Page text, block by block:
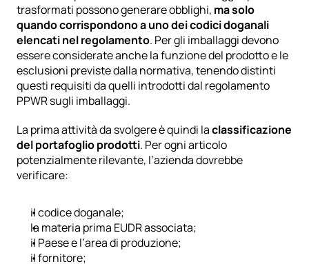
trasformati possono generare obblighi, ma solo
quando corrispondono a uno dei codici doganali
elencati nel regolamento. Per gli imballaggi devono
essere considerate anche la funzione del prodotto e le
esclusioni previste dalla normativa, tenendo distinti
questi requisiti da quelli introdotti dal regolamento
PPWR sugli imballaggi.
La prima attività da svolgere è quindi la classificazione
del portafoglio prodotti. Per ogni articolo
potenzialmente rilevante, l’azienda dovrebbe
verificare:
il codice doganale;
la materia prima EUDR associata;
il Paese e l’area di produzione;
il fornitore;